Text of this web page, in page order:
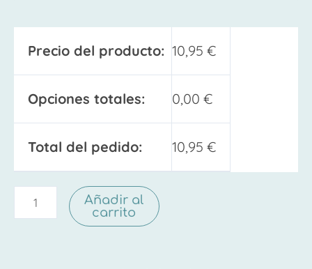
Precio del producto: 10,95 €
Opciones totales: 0,00 €
Total del pedido: 10,95 €
Añadir al
carrito